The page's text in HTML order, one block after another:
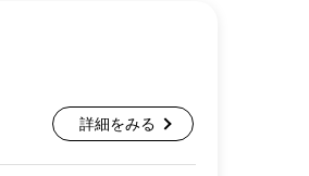
詳細をみる